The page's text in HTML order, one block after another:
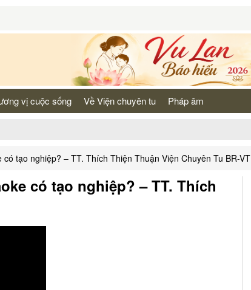
vị cuộc sống Về Viện chuyên tu Pháp âm
có tạo nghiệp? – TT. Thích Thiện Thuận Viện Chuyên Tu BR-VT
có tạo nghiệp? – TT. Thích